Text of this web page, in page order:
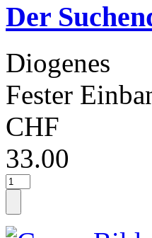
Der
Diogenes
Fester
CHF
33.00